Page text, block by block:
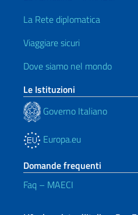
La Rete diplomatica
Viaggiare sicuri
Dove siamo nel mondo
Le Istituzioni
Governo Italiano
Europa.eu
Domande frequenti
Faq – MAECI